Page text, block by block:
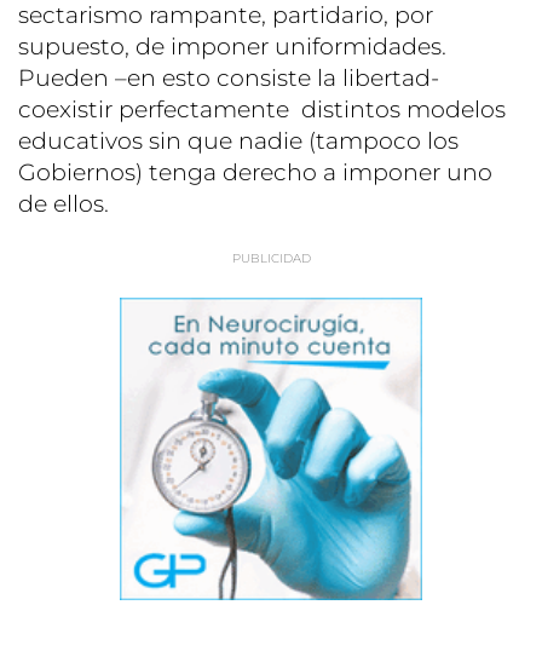
sectarismo rampante, partidario, por
supuesto, de imponer uniformidades.
Pueden –en esto consiste la libertad-
coexistir perfectamente distintos modelos
educativos sin que nadie (tampoco los
Gobiernos) tenga derecho a imponer uno
de ellos.